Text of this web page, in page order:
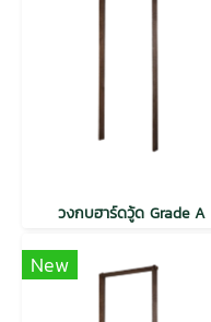
วงกบฮาร์ดวู้ด Grade A
New